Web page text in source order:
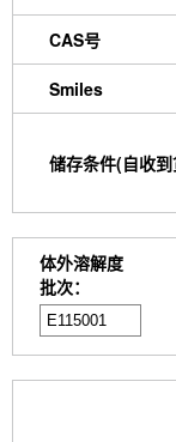
CAS号
Smiles
储存条件(自收
体外溶解度
批次：